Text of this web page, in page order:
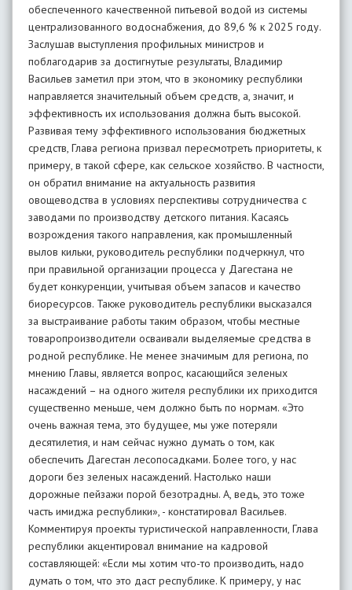
обеспеченного качественной питьевой водой из системы
централизованного водоснабжения, до 89,6 % к 2025 году.
Заслушав выступления профильных министров и
поблагодарив за достигнутые результаты, Владимир
Васильев заметил при этом, что в экономику республики
направляется значительный объем средств, а, значит, и
эффективность их использования должна быть высокой.
Развивая тему эффективного использования бюджетных
средств, Глава региона призвал пересмотреть приоритеты, к
примеру, в такой сфере, как сельское хозяйство. В частности,
он обратил внимание на актуальность развития
овощеводства в условиях перспективы сотрудничества с
заводами по производству детского питания. Касаясь
возрождения такого направления, как промышленный
вылов кильки, руководитель республики подчеркнул, что
при правильной организации процесса у Дагестана не
будет конкуренции, учитывая объем запасов и качество
биоресурсов. Также руководитель республики высказался
за выстраивание работы таким образом, чтобы местные
товаропроизводители осваивали выделяемые средства в
родной республике. Не менее значимым для региона, по
мнению Главы, является вопрос, касающийся зеленых
насаждений – на одного жителя республики их приходится
существенно меньше, чем должно быть по нормам. «Это
очень важная тема, это будущее, мы уже потеряли
десятилетия, и нам сейчас нужно думать о том, как
обеспечить Дагестан лесопосадками. Более того, у нас
дороги без зеленых насаждений. Настолько наши
дорожные пейзажи порой безотрадны. А, ведь, это тоже
часть имиджа республики», - констатировал Васильев.
Комментируя проекты туристической направленности, Глава
республики акцентировал внимание на кадровой
составляющей: «Если мы хотим что-то производить, надо
думать о том, что это даст республике. К примеру, у нас